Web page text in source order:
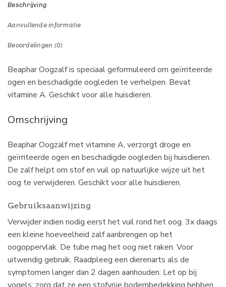
Beschrijving
Aanvullende informatie
Beoordelingen (0)
Beaphar Oogzalf is speciaal geformuleerd om geïrriteerde
ogen en beschadigde oogleden te verhelpen. Bevat
vitamine A. Geschikt voor alle huisdieren.
Omschrijving
Beaphar Oogzalf met vitamine A, verzorgt droge en
geïrriteerde ogen en beschadigde oogleden bij huisdieren.
De zalf helpt om stof en vuil op natuurlijke wijze uit het
oog te verwijderen. Geschikt voor alle huisdieren.
Gebruiksaanwijzing
Verwijder indien nodig eerst het vuil rond het oog. 3x daags
een kleine hoeveelheid zalf aanbrengen op het
oogoppervlak. De tube mag het oog niet raken. Voor
uitwendig gebruik. Raadpleeg een dierenarts als de
symptomen langer dan 2 dagen aanhouden. Let op bij